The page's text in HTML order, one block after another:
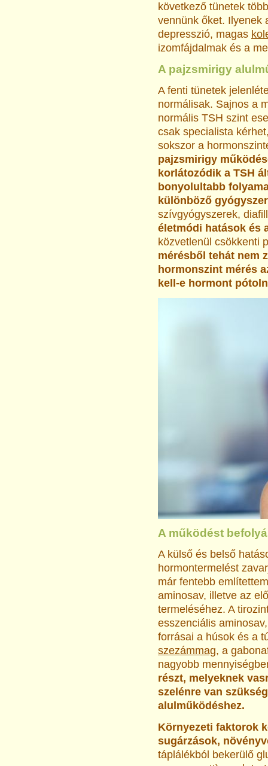
következő tünetek
vennünk őket. Ilyenek
depresszió, magas
izomfájdalmak és a
A pajzsmirigy
A fenti tünetek
normálisak. Sajnos a
normális TSH szint
csak specialista
sokszor a
pajzsmirigy
korlátozódik a TSH
bonyolultabb
különböző
szívgyógyszerek,
életmódi hatások és
közvetlenül csökkenti
mérésből tehát nem
hormonszint mérés
kell-e hormont
A működést
A külső és belső
hormontermelést
már fentebb
aminosav, illetve az
termeléséhez. A
esszenciális
forrásai a húsok és a
szezámmag, a
nagyobb
részt, melyeknek
szelénre van
alulműködéshez.
Környezeti faktorok
sugárzások,
táplálékból bekerülő